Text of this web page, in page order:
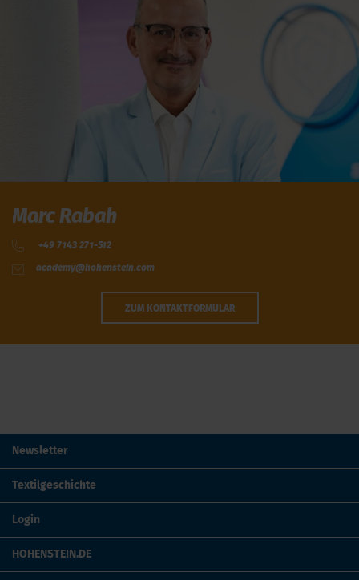
Marc Rabah
+49 7143 271-512
academy@hohenstein.com
ZUM KONTAKTFORMULAR
Newsletter
Textilgeschichte
Login
HOHENSTEIN.DE